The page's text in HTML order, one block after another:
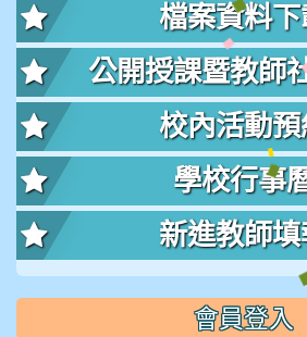
檔案資料下
公開授課暨教師
校內活動預
學校行事
新進教師填
會員登入